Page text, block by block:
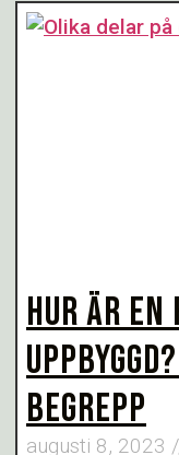
HUR ÄR EN
BEGREPP
augusti 8, 2023